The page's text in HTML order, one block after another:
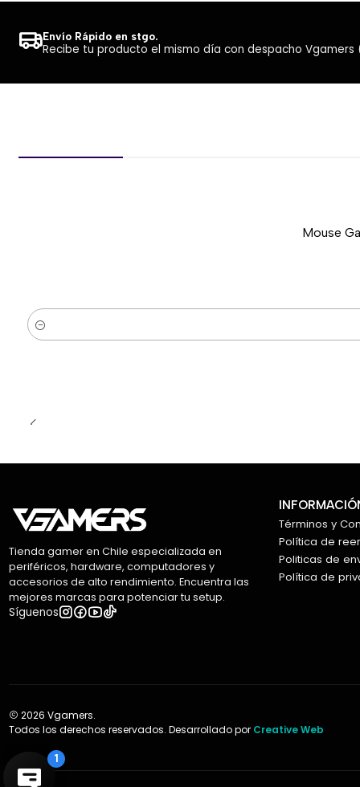
Envío Rápido en stgo.
Recibe tu producto el mismo día con despacho
Mouse
Cantidad
Tienda gamer en Chile especializada en
periféricos, hardware, computadores y
accesorios de alto rendimiento. Encuentra las
mejores marcas para potenciar tu setup.
Síguenos
Términos y
Política de
Politicas de
Política de
2026 Vgamers.
Todos los derechos reservados. Desarrollado por Creative Web